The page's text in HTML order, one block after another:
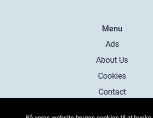
Menu
Ads
About Us
Cookies
Contact